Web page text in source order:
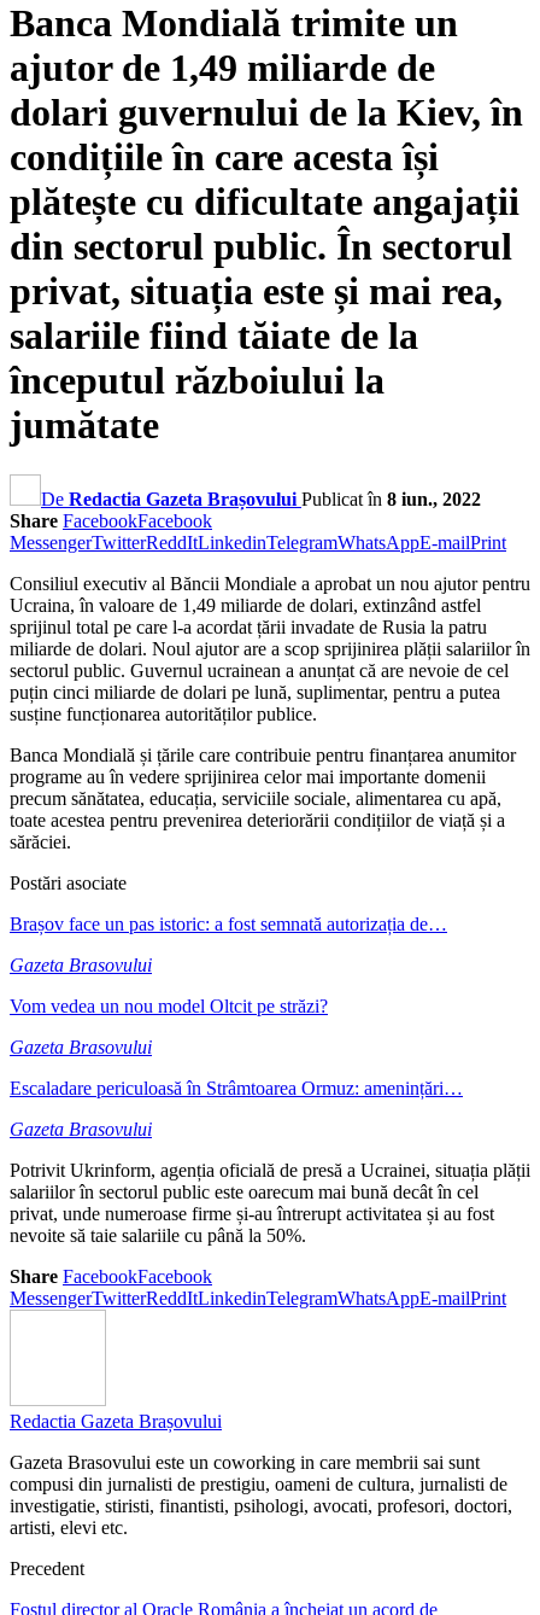
Banca Mondială trimite un
ajutor de 1,49 miliarde de
dolari guvernului de la Kiev, în
condițiile în care acesta își
plătește cu dificultate angajații
din sectorul public. În sectorul
privat, situația este și mai rea,
salariile fiind tăiate de la
începutul războiului la
jumătate
De Redactia Gazeta Brașovului Publicat în 8 iun., 2022
Share FacebookFacebook
MessengerTwitterReddItLinkedinTelegramWhatsAppE-mailPrint
Consiliul executiv al Băncii Mondiale a aprobat un nou ajutor pentru
Ucraina, în valoare de 1,49 miliarde de dolari, extinzând astfel
sprijinul total pe care l-a acordat țării invadate de Rusia la patru
miliarde de dolari. Noul ajutor are a scop sprijinirea plății salariilor în
sectorul public. Guvernul ucrainean a anunțat că are nevoie de cel
puțin cinci miliarde de dolari pe lună, suplimentar, pentru a putea
susține funcționarea autorităților publice.
Banca Mondială și țările care contribuie pentru finanțarea anumitor
programe au în vedere sprijinirea celor mai importante domenii
precum sănătatea, educația, serviciile sociale, alimentarea cu apă,
toate acestea pentru prevenirea deteriorării condițiilor de viață și a
sărăciei.
Postări asociate
Brașov face un pas istoric: a fost semnată autorizația de…
Gazeta Brasovului
Vom vedea un nou model Oltcit pe străzi?
Gazeta Brasovului
Escaladare periculoasă în Strâmtoarea Ormuz: amenințări…
Gazeta Brasovului
Potrivit Ukrinform, agenția oficială de presă a Ucrainei, situația plății
salariilor în sectorul public este oarecum mai bună decât în cel
privat, unde numeroase firme și-au întrerupt activitatea și au fost
nevoite să taie salariile cu până la 50%.
Share FacebookFacebook
MessengerTwitterReddItLinkedinTelegramWhatsAppE-mailPrint
Redactia Gazeta Brașovului
Gazeta Brasovului este un coworking in care membrii sai sunt
compusi din jurnalisti de prestigiu, oameni de cultura, jurnalisti de
investigatie, stiristi, finantisti, psihologi, avocati, profesori, doctori,
artisti, elevi etc.
Precedent
Fostul director al Oracle România a încheiat un acord de